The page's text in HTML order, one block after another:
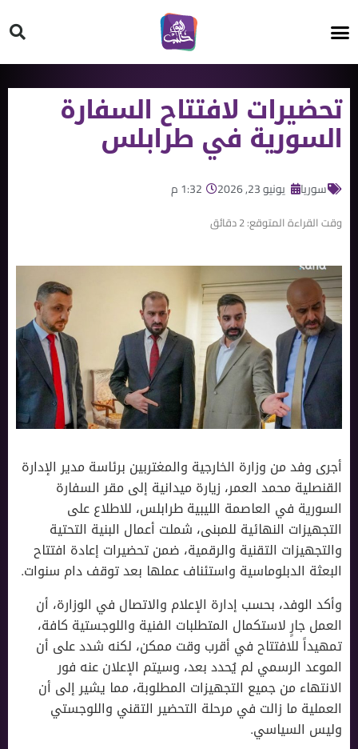
تحضيرات لافتتاح السفارة
السورية في طرابلس
سوريا يونيو 23, 2026 1:32 م
وقت القراءة المتوقع:2دقائق
أجرى وفد من وزارة الخارجية والمغتربين برئاسة مدير الإدارة
القنصلية محمد العمر، زيارة ميدانية إلى مقر السفارة
السورية في العاصمة الليبية طرابلس، للاطلاع على
التجهيزات النهائية للمبنى، شملت أعمال البنية التحتية
والتجهيزات التقنية والرقمية، ضمن تحضيرات إعادة افتتاح
البعثة الدبلوماسية واستئناف عملها بعد توقف دام سنوات.
وأكد الوفد، بحسب إدارة الإعلام والاتصال في الوزارة، أن
العمل جارٍ لاستكمال المتطلبات الفنية واللوجستية كافة،
تمهيداً للافتتاح في أقرب وقت ممكن، لكنه شدد على أن
الموعد الرسمي لم يُحدد بعد، وسيتم الإعلان عنه فور
الانتهاء من جميع التجهيزات المطلوبة، مما يشير إلى أن
العملية ما زالت في مرحلة التحضير التقني واللوجستي
وليس السياسي.